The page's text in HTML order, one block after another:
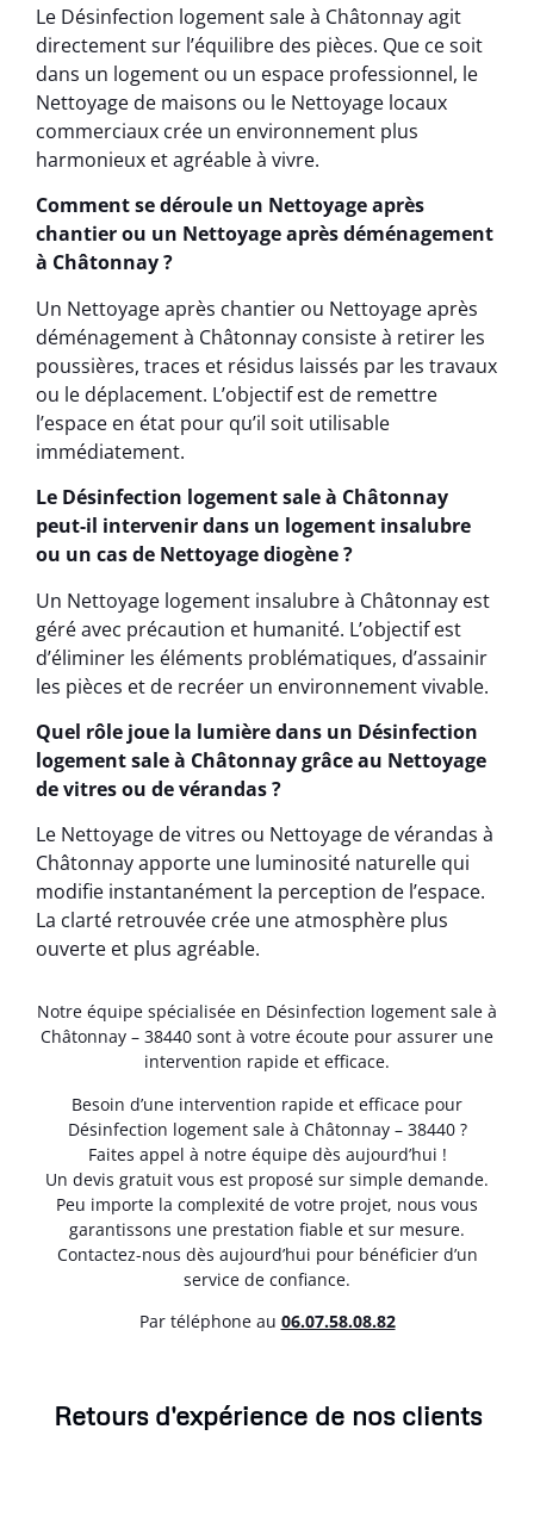
Le Désinfection logement sale à Châtonnay agit
directement sur l’équilibre des pièces. Que ce soit
dans un logement ou un espace professionnel, le
Nettoyage de maisons ou le Nettoyage locaux
commerciaux crée un environnement plus
harmonieux et agréable à vivre.
Comment se déroule un Nettoyage après
chantier ou un Nettoyage après déménagement
à Châtonnay ?
Un Nettoyage après chantier ou Nettoyage après
déménagement à Châtonnay consiste à retirer les
poussières, traces et résidus laissés par les travaux
ou le déplacement. L’objectif est de remettre
l’espace en état pour qu’il soit utilisable
immédiatement.
Le Désinfection logement sale à Châtonnay
peut-il intervenir dans un logement insalubre
ou un cas de Nettoyage diogène ?
Un Nettoyage logement insalubre à Châtonnay est
géré avec précaution et humanité. L’objectif est
d’éliminer les éléments problématiques, d’assainir
les pièces et de recréer un environnement vivable.
Quel rôle joue la lumière dans un Désinfection
logement sale à Châtonnay grâce au Nettoyage
de vitres ou de vérandas ?
Le Nettoyage de vitres ou Nettoyage de vérandas à
Châtonnay apporte une luminosité naturelle qui
modifie instantanément la perception de l’espace.
La clarté retrouvée crée une atmosphère plus
ouverte et plus agréable.
Notre équipe spécialisée en Désinfection logement sale à
Châtonnay – 38440 sont à votre écoute pour assurer une
intervention rapide et efficace.
Besoin d’une intervention rapide et efficace pour
Désinfection logement sale à Châtonnay – 38440 ?
Faites appel à notre équipe dès aujourd’hui !
Un devis gratuit vous est proposé sur simple demande.
Peu importe la complexité de votre projet, nous vous
garantissons une prestation fiable et sur mesure.
Contactez-nous dès aujourd’hui pour bénéficier d’un
service de confiance.
Par téléphone au 06.07.58.08.82
Retours d'expérience de nos clients